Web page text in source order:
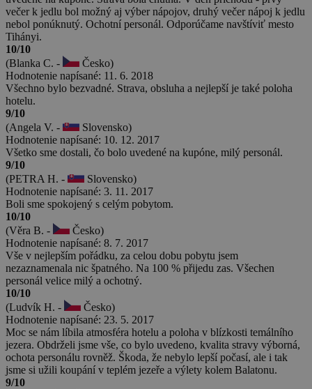
večer k jedlu bol možný aj výber nápojov, druhý večer nápoj k jedlu
nebol ponúknutý. Ochotní personál. Odporúčame navštíviť mesto
Tihányi.
10/10
(Blanka C. -
Česko)
Hodnotenie napísané: 11. 6. 2018
Všechno bylo bezvadné. Strava, obsluha a nejlepší je také poloha
hotelu.
9/10
(Angela V. -
Slovensko)
Hodnotenie napísané: 10. 12. 2017
Všetko sme dostali, čo bolo uvedené na kupóne, milý personál.
9/10
(PETRA H. -
Slovensko)
Hodnotenie napísané: 3. 11. 2017
Boli sme spokojený s celým pobytom.
10/10
(Věra B. -
Česko)
Hodnotenie napísané: 8. 7. 2017
Vše v nejlepším pořádku, za celou dobu pobytu jsem
nezaznamenala nic špatného. Na 100 % přijedu zas. Všechen
personál velice milý a ochotný.
10/10
(Ludvík H. -
Česko)
Hodnotenie napísané: 23. 5. 2017
Moc se nám líbila atmosféra hotelu a poloha v blízkosti temálního
jezera. Obdrželi jsme vše, co bylo uvedeno, kvalita stravy výborná,
ochota personálu rovněž. Škoda, že nebylo lepší počasí, ale i tak
jsme si užili koupání v teplém jezeře a výlety kolem Balatonu.
9/10